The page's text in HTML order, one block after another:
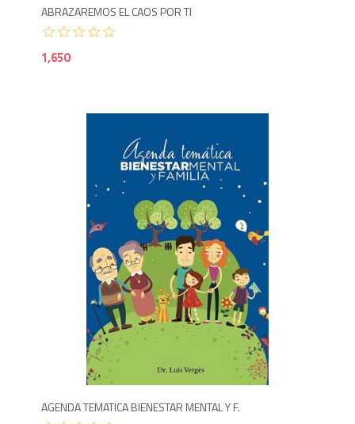
ABRAZAREMOS EL CAOS POR TI
1,650
AGENDA TEMATICA BIENESTAR MENTAL Y F.